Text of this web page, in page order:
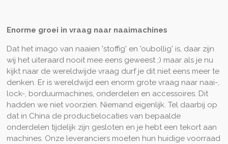
Enorme groei in vraag naar naaimachines
Dat het imago van naaien 'stoffig' en 'oubollig' is, daar zijn
wij het uiteraard nooit mee eens geweest ;) maar als je nu
kijkt naar de wereldwijde vraag durf je dit niet eens meer te
denken. Er is wereldwijd een enorm grote vraag naar naai-,
lock-, borduurmachines, onderdelen en accessoires. Dit
hadden we niet voorzien. Niemand eigenlijk. Tel daarbij op
dat in China de productielocaties van bepaalde
onderdelen tijdelijk zijn gesloten en je hebt een tekort aan
machines. Onze leveranciers moeten hun huidige voorraad